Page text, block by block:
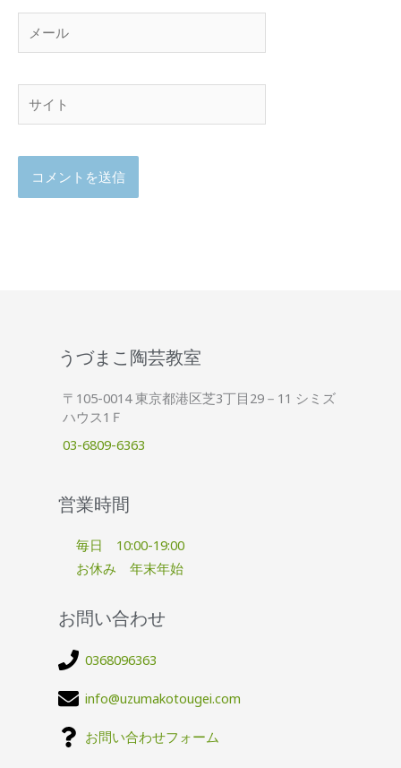
ー
ル
ト
うづまこ陶芸教室
〒105-0014 東京都港区芝3丁目29－11 シミズ
ハウス1Ｆ
03-6809-6363
営業時間
毎日 10:00-19:00
お休み 年末年始
お問い合わせ
0368096363
info@uzumakotougei.com
お問い合わせフォーム